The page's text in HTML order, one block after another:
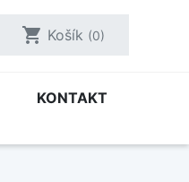
shopping_cart Košík (0)
KONTAKT